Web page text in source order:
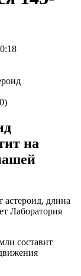
на
астероид, длина
Лаборатория
составит